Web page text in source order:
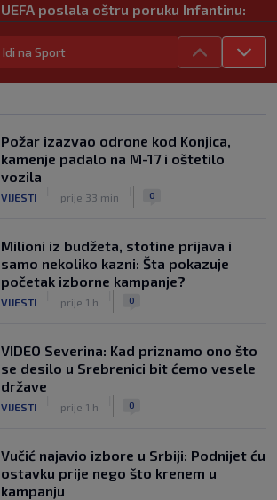
UEFA poslala oštru poruku Infantinu:
"Ništa se ne mijenja, bojkot Svjetskog
prvenstva i dalje je na snazi"
|
| | 0
Barcelona "krade" najboljeg fudbalera
Svjetskog prvenstva – žestok šamar
Idi na Sport
Požar izazvao odrone kod Konjica,
kamenje padalo na M-17 i oštetilo
vozila
VIJESTI prije 33 min 0
Milioni iz budžeta, stotine prijava i
samo nekoliko kazni: Šta pokazuje
početak izborne kampanje?
VIJESTI prije 1 h 0
VIDEO Severina: Kad priznamo ono što
se desilo u Srebrenici bit ćemo vesele
države
VIJESTI prije 1 h 0
Vučić najavio izbore u Srbiji: Podnijet ću
ostavku prije nego što krenem u
kampanju